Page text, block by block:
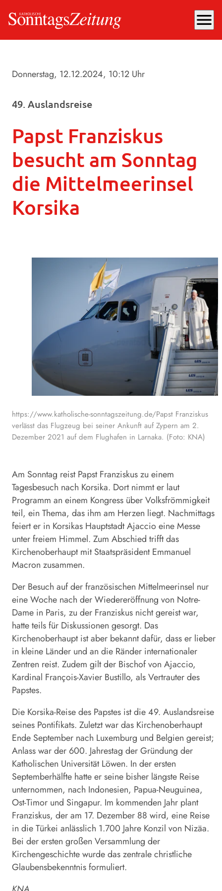
menu
Donnerstag, 12.12.2024, 10:12 Uhr
49. Auslandsreise
Papst Franziskus
besucht am Sonntag
die Mittelmeerinsel
Korsika
https://www.katholische-sonntagszeitung.de/Papst Franziskus
verlässt das Flugzeug bei seiner Ankunft auf Zypern am 2.
Dezember 2021 auf dem Flughafen in Larnaka. (Foto: KNA)
Am Sonntag reist Papst Franziskus zu einem
Tagesbesuch nach Korsika. Dort nimmt er laut
Programm an einem Kongress über Volksfrömmigkeit
teil, ein Thema, das ihm am Herzen liegt. Nachmittags
feiert er in Korsikas Hauptstadt Ajaccio eine Messe
unter freiem Himmel. Zum Abschied trifft das
Kirchenoberhaupt mit Staatspräsident Emmanuel
Macron zusammen.
Der Besuch auf der französischen Mittelmeerinsel nur
eine Woche nach der Wiedereröffnung von Notre-
Dame in Paris, zu der Franziskus nicht gereist war,
hatte teils für Diskussionen gesorgt. Das
Kirchenoberhaupt ist aber bekannt dafür, dass er lieber
in kleine Länder und an die Ränder internationaler
Zentren reist. Zudem gilt der Bischof von Ajaccio,
Kardinal François-Xavier Bustillo, als Vertrauter des
Papstes.
Die Korsika-Reise des Papstes ist die 49. Auslandsreise
seines Pontifikats. Zuletzt war das Kirchenoberhaupt
Ende September nach Luxemburg und Belgien gereist;
Anlass war der 600. Jahrestag der Gründung der
Katholischen Universität Löwen. In der ersten
Septemberhälfte hatte er seine bisher längste Reise
unternommen, nach Indonesien, Papua-Neuguinea,
Ost-Timor und Singapur. Im kommenden Jahr plant
Franziskus, der am 17. Dezember 88 wird, eine Reise
in die Türkei anlässlich 1.700 Jahre Konzil von Nizäa.
Bei der ersten großen Versammlung der
Kirchengeschichte wurde das zentrale christliche
Glaubensbekenntnis formuliert.